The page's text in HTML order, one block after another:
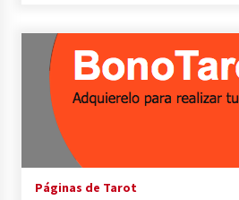
Alicia Santamaria el
30 de junio de 2022
Nuevo Portal de
España
21 de junio de 2022
Páginas de Tarot